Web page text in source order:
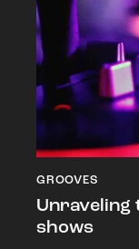
GROOVES
Unraveling
shows